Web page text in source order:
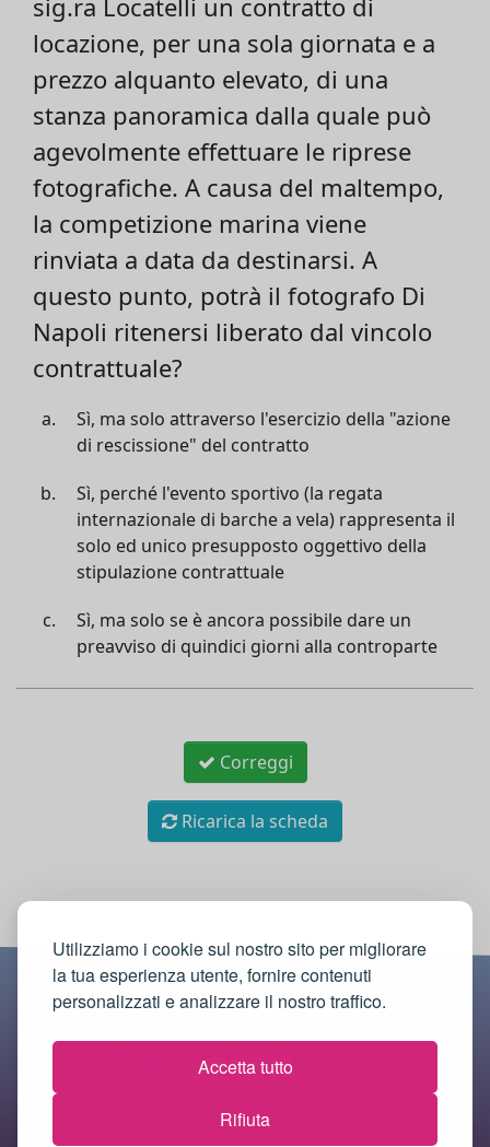
Utilizziamo i cookie sul nostro sito per migliorare
la tua esperienza utente, fornire contenuti
personalizzati e analizzare il nostro traffico.
Accetta tutto
Rifiuta
sig.ra Locatelli un contratto di
locazione, per una sola giornata e a
prezzo alquanto elevato, di una
stanza panoramica dalla quale può
agevolmente effettuare le riprese
fotografiche. A causa del maltempo,
la competizione marina viene
rinviata a data da destinarsi. A
questo punto, potrà il fotografo Di
Napoli ritenersi liberato dal vincolo
contrattuale?
Sì, ma solo attraverso l'esercizio della "azione
di rescissione" del contratto
Sì, perché l'evento sportivo (la regata
internazionale di barche a vela) rappresenta il
solo ed unico presupposto oggettivo della
stipulazione contrattuale
Sì, ma solo se è ancora possibile dare un
preavviso di quindici giorni alla controparte
Correggi
Ricarica la scheda